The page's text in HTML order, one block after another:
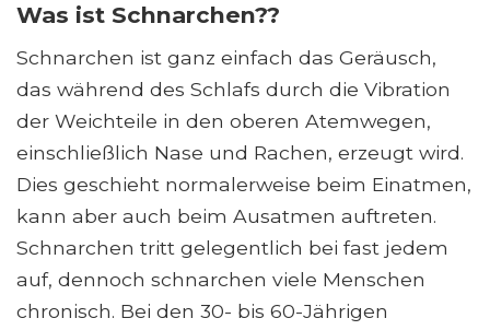
Was ist Schnarchen??
Schnarchen ist ganz einfach das Geräusch,
das während des Schlafs durch die Vibration
der Weichteile in den oberen Atemwegen,
einschließlich Nase und Rachen, erzeugt wird.
Dies geschieht normalerweise beim Einatmen,
kann aber auch beim Ausatmen auftreten.
Schnarchen tritt gelegentlich bei fast jedem
auf, dennoch schnarchen viele Menschen
chronisch. Bei den 30- bis 60-Jährigen